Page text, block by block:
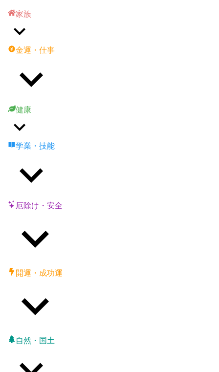
家族
金運・仕事
健康
学業・技能
厄除け・安全
開運・成功運
自然・国土